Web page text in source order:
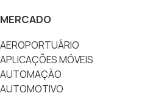
MERCADO
AEROPORTUÁRIO
APLICAÇÕES MÓVEIS
AUTOMAÇÃO
AUTOMOTIVO